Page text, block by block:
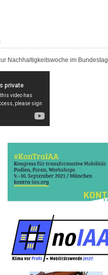
Nachhaltigkeitswoche im Bundestag